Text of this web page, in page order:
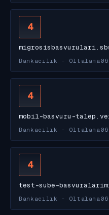
4
Bankacılık - Oltalama
4
mobil-basvuru-
Bankacılık - Oltalama
4
test-sube-
Bankacılık - Oltalama